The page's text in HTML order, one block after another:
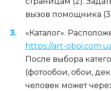
вызов помощника
«Каталог».
https://art-
После выбора
(фотообои, обои,
человек может